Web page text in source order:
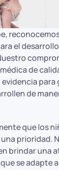
el
de
de
que los
prioridad.
brindar una
se adapte